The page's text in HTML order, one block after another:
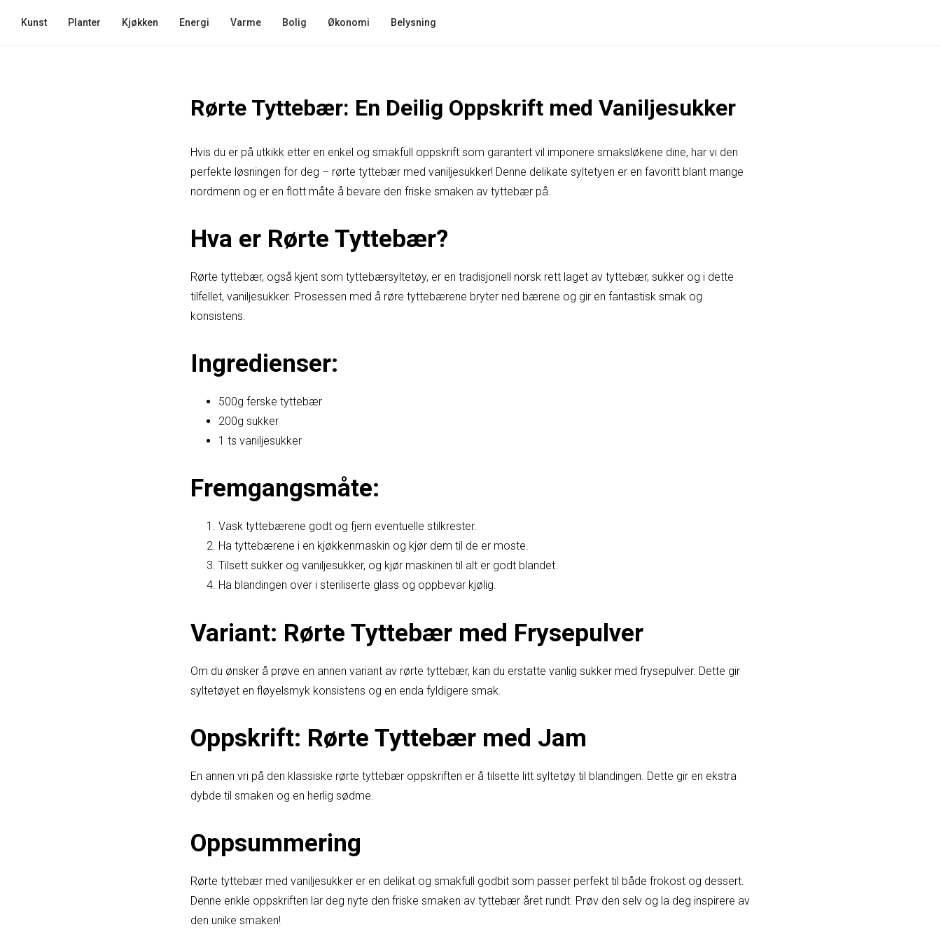
Kunst Planter Kjøkken Energi Varme Bolig Økonomi Belysning
Rørte Tyttebær: En Deilig Oppskrift med Vaniljesukker
Hvis du er på utkikk etter en enkel og smakfull oppskrift som garantert vil imponere smaksløkene dine, har vi den
perfekte løsningen for deg – rørte tyttebær med vaniljesukker! Denne delikate syltetyen er en favoritt blant mange
nordmenn og er en flott måte å bevare den friske smaken av tyttebær på.
Hva er Rørte Tyttebær?
Rørte tyttebær, også kjent som tyttebærsyltetøy, er en tradisjonell norsk rett laget av tyttebær, sukker og i dette
tilfellet, vaniljesukker. Prosessen med å røre tyttebærene bryter ned bærene og gir en fantastisk smak og
konsistens.
Ingredienser:
500g ferske tyttebær
200g sukker
1 ts vaniljesukker
Fremgangsmåte:
Vask tyttebærene godt og fjern eventuelle stilkrester.
Ha tyttebærene i en kjøkkenmaskin og kjør dem til de er moste.
Tilsett sukker og vaniljesukker, og kjør maskinen til alt er godt blandet.
Ha blandingen over i steriliserte glass og oppbevar kjølig.
Variant: Rørte Tyttebær med Frysepulver
Om du ønsker å prøve en annen variant av rørte tyttebær, kan du erstatte vanlig sukker med frysepulver. Dette gir
syltetøyet en fløyelsmyk konsistens og en enda fyldigere smak.
Oppskrift: Rørte Tyttebær med Jam
En annen vri på den klassiske rørte tyttebær oppskriften er å tilsette litt syltetøy til blandingen. Dette gir en ekstra
dybde til smaken og en herlig sødme.
Oppsummering
Rørte tyttebær med vaniljesukker er en delikat og smakfull godbit som passer perfekt til både frokost og dessert.
Denne enkle oppskriften lar deg nyte den friske smaken av tyttebær året rundt. Prøv den selv og la deg inspirere av
den unike smaken!